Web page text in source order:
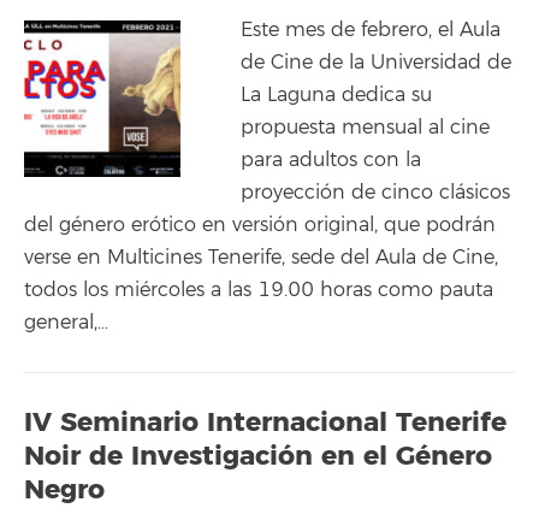
Este mes de febrero, el Aula
de Cine de la Universidad de
La Laguna dedica su
propuesta mensual al cine
para adultos con la
proyección de cinco clásicos
del género erótico en versión original, que podrán
verse en Multicines Tenerife, sede del Aula de Cine,
todos los miércoles a las 19.00 horas como pauta
general,…
IV Seminario Internacional Tenerife
Noir de Investigación en el Género
Negro